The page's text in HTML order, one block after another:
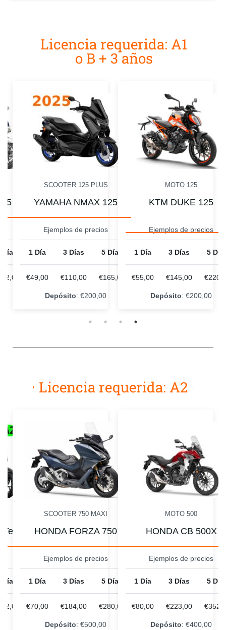
Licencia requerida: A1
o B + 3 años
SCOOTER 125 PLUS
YAMAHA NMAX 125
Ejemplos de precios
1 Día 3 Días 5 Días
€49,00 €110,00 €165,00
Depósito: €200,00
MOTO 125
KTM DUKE 125
Ejemplos de precios
1 Día 3 Días 5
€55,00 €145,00
Depósito: €200,00
Licencia requerida: A2
SCOOTER 750 MAXI
HONDA FORZA 750
Ejemplos de precios
1 Día 3 Días 5 Días
€70,00 €184,00 €280,00
Depósito: €500,00
MOTO 500
HONDA CB 500X
Ejemplos de precios
1 Día 3 Días 5
€80,00 €223,00
Depósito: €400,00